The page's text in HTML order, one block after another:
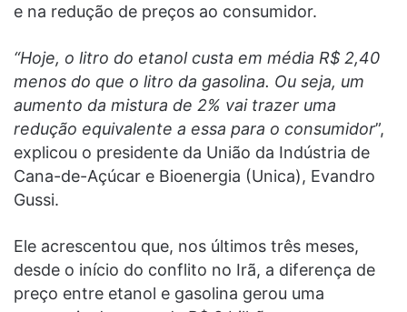
e na redução de preços ao consumidor.
“Hoje, o litro do etanol custa em média R$ 2,40
menos do que o litro da gasolina. Ou seja, um
aumento da mistura de 2% vai trazer uma
redução equivalente a essa para o consumidor”,
explicou o presidente da União da Indústria de
Cana-de-Açúcar e Bioenergia (Unica), Evandro
Gussi.
Ele acrescentou que, nos últimos três meses,
desde o início do conflito no Irã, a diferença de
preço entre etanol e gasolina gerou uma